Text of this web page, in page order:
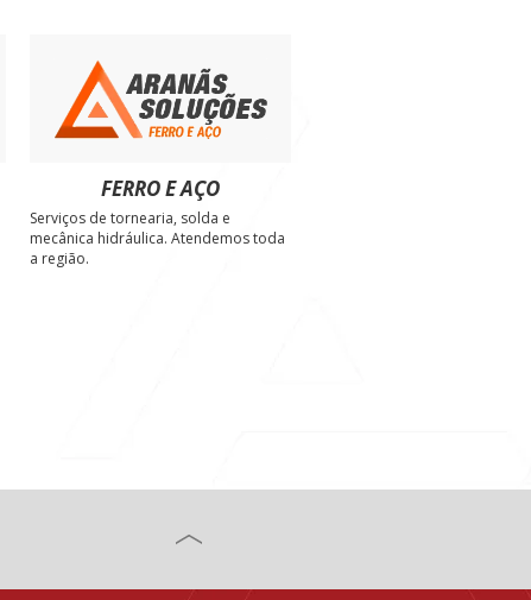
FERRO E AÇO
Serviços de tornearia, solda e
mecânica hidráulica. Atendemos toda
a região.